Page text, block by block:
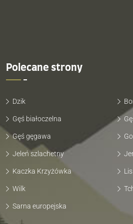
Polecane strony
Dzik
Gęś białoczelna
Gęś gęgawa
Jeleń szlachetny
Kaczka Krzyżówka Lis
Wilk
Sarna europejska